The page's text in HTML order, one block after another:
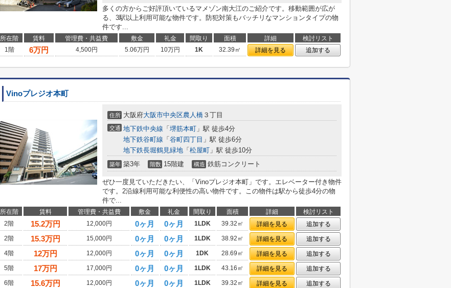
多くの方からご好評頂いているマメゾン南大江のご紹介です。移動範囲が広が
る、3駅以上利用可能な物件です。防犯対策もバッチリなマンションタイプの物
件です...
所在階 賃料 管理費・共益費 敷金 礼金 間取り 面積 詳細
検討リスト
1階
6万円 4,500円 5.06万円 10万円 1K 32.39㎡ 詳細を見る 追加する
Vinoプレジオ本町
住所 大阪府大阪市中央区農人橋 ３丁目
交通 地下鉄中央線 「 堺筋本町 」駅 徒歩4分
地下鉄谷町線 「 谷町四丁目 」駅 徒歩6分
地下鉄長堀鶴見緑地 「 松屋町 」駅 徒歩10分
築年 築3年 階数 15階建 構造 鉄筋コンクリート
ぜひ一度見ていただきたい、「Vinoプレジオ本町」です。エレベーター付き物件
です。2沿線利用可能な利便性の高い物件です。この物件は駅から徒歩4分の物
件で...
所在階 賃料 管理費・共益費 敷金 礼金 間取り 面積 詳細
検討リスト
2階
15.2万円 12,000円 0ヶ月 0ヶ月 1LDK 39.32㎡ 詳細を見る
追加する
2階
15.3万円 15,000円 0ヶ月 0ヶ月 1LDK 38.92㎡ 詳細を見る
追加する
4階
12万円 12,000円 0ヶ月 0ヶ月 1DK 28.69㎡ 詳細を見る
追加する
5階
17万円 17,000円 0ヶ月 0ヶ月 1LDK 43.16㎡ 詳細を見る
追加する
6階
15.6万円 12,000円 0ヶ月 0ヶ月 1LDK 39.32㎡ 詳細を見る 追加する